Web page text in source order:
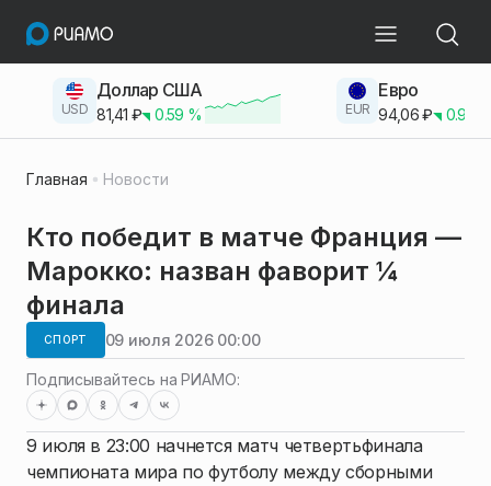
USD
Доллар США
81,41 ₽ 0.59 % EUR
Евро
94,06₽ 0.93
Главная Новости
Кто победит в матче Франция —
Марокко: назван фаворит ¼
финала
СПОРТ 09 июля 2026 00:00
Подписывайтесь на РИАМО:
9 июля в 23:00 начнется матч четвертьфинала
чемпионата мира по футболу между сборными